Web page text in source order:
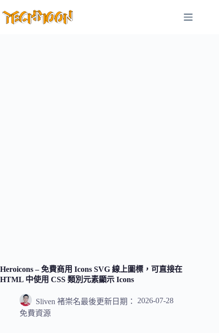
至
Heroicons – 免費商用 Icons SVG 線上圖標，可直接在
HTML 中使用 CSS 類別元素顯示 Icons
Sliven 褚崇名最後更新日期：
2026-07-28
免費資源